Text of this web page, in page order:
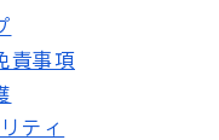
責事項
ティ